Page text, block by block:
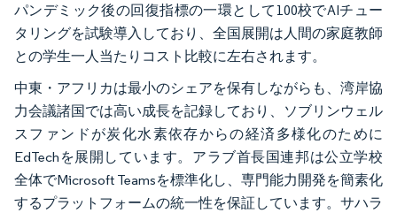
パンデミック後の回復指標の一環として100校でAIチュー
タリングを試験導入しており、全国展開は人間の家庭教師
との学生一人当たりコスト比較に左右されます。
中東・アフリカは最小のシェアを保有しながらも、湾岸協
力会議諸国では高い成長を記録しており、ソブリンウェル
スファンドが炭化水素依存からの経済多様化のために
EdTechを展開しています。アラブ首長国連邦は公立学校
全体でMicrosoft Teamsを標準化し、専門能力開発を簡素化
するプラットフォームの統一性を保証しています。サハラ